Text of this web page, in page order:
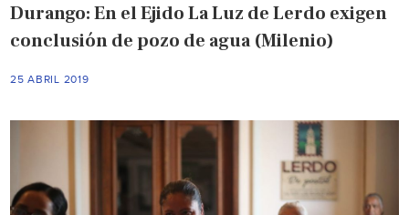
Durango: En el Ejido La Luz de Lerdo exigen
conclusión de pozo de agua (Milenio)
25 ABRIL 2019